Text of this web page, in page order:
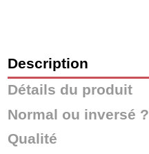
Description
Détails du produit
Normal ou inversé ?
Qualité